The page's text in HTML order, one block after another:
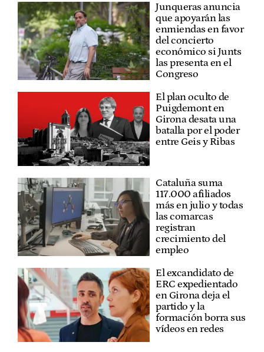
Junqueras anuncia
que apoyarán las
enmiendas en favor
del concierto
económico si Junts
las presenta en el
Congreso
El plan oculto de
Puigdemont en
Girona desata una
batalla por el poder
entre Geis y Ribas
Cataluña suma
117.000 afiliados
más en julio y todas
las comarcas
registran
crecimiento del
empleo
El excandidato de
ERC expedientado
en Girona deja el
partido y la
formación borra sus
vídeos en redes